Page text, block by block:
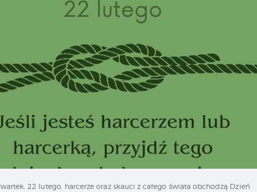
22 lutego, harcerze oraz skauci z całego świata obchodzą Dzień